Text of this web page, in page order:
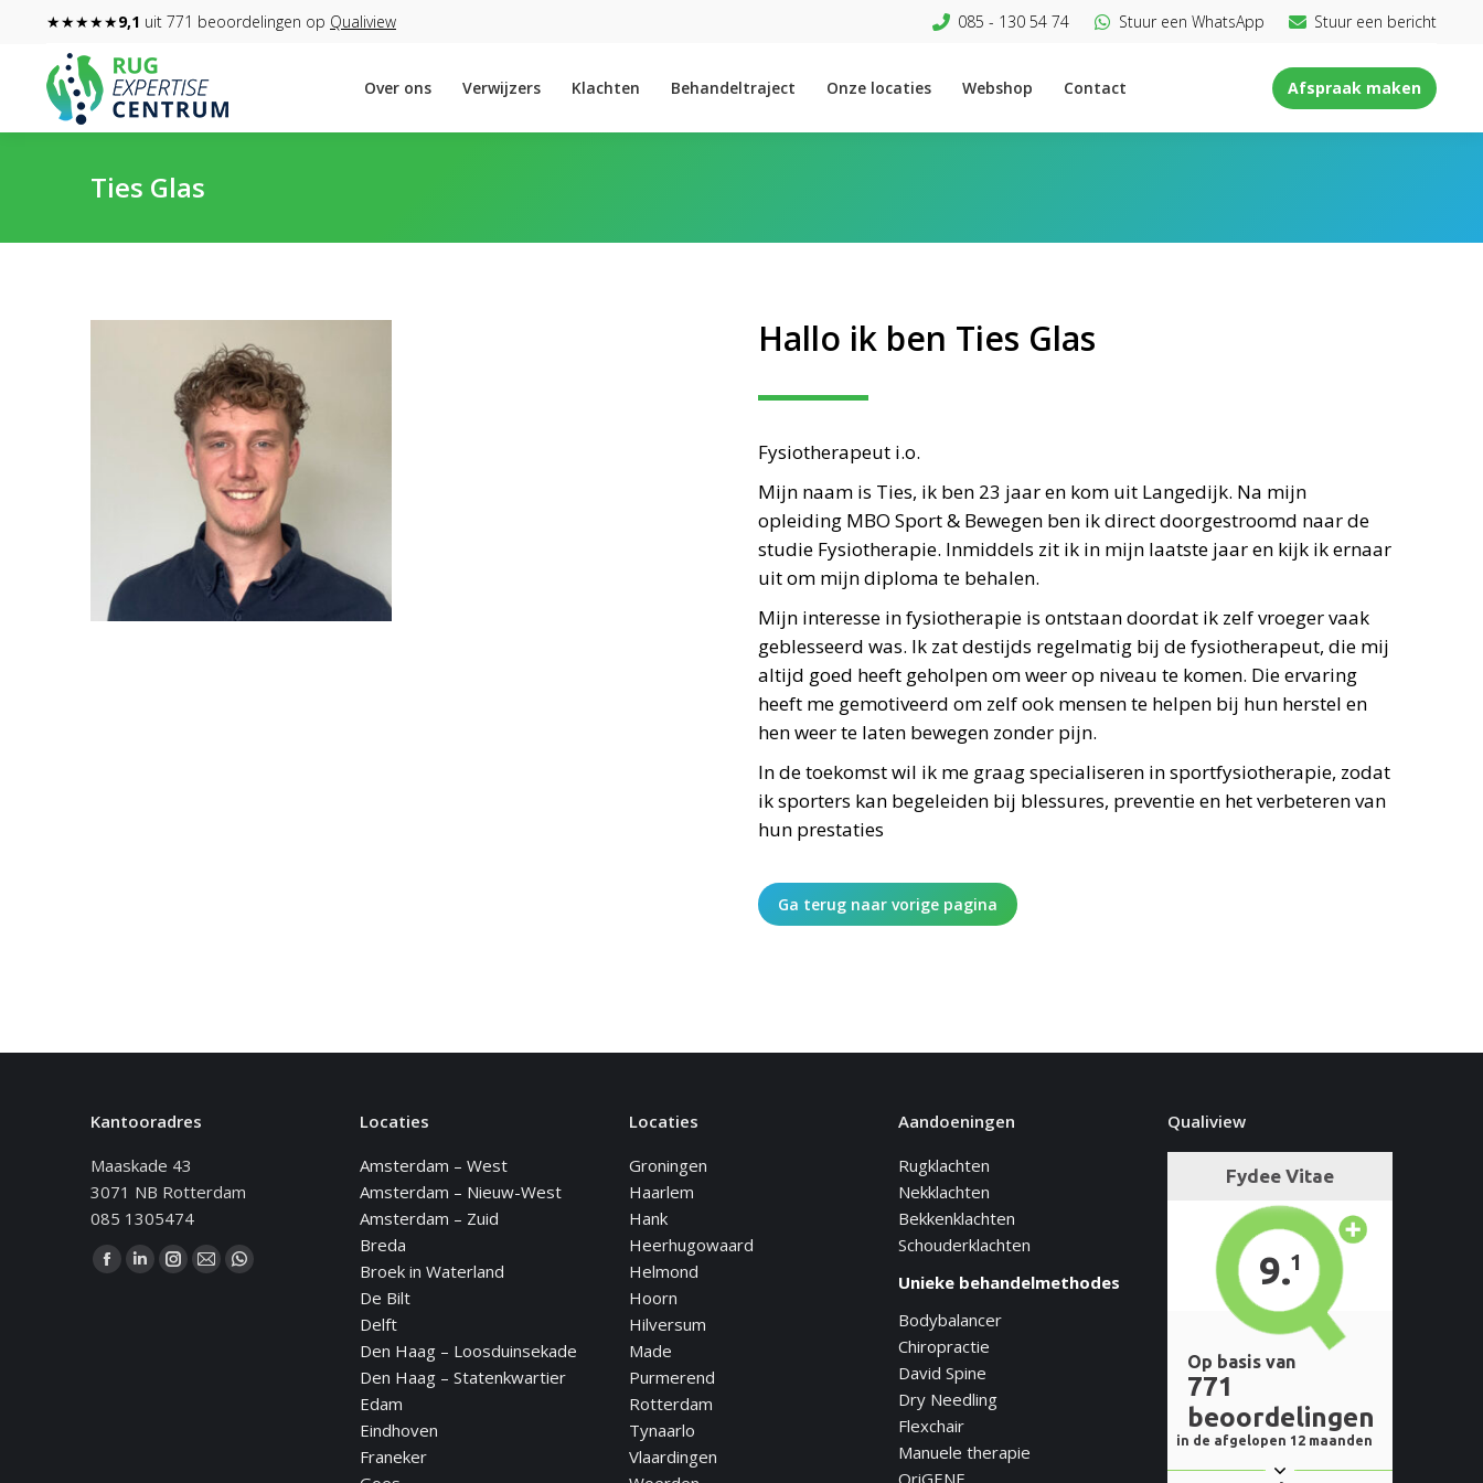
★★★★★9,1 uit 771 beoordelingen op Qualiview 085 - 130 54 74 Stuur een WhatsApp Stuur een bericht
Over ons Verwijzers Klachten Behandeltraject Onze locaties Webshop Contact Afspraak maken
Ties Glas
Hallo ik ben Ties Glas
Fysiotherapeut i.o.
Mijn naam is Ties, ik ben 23 jaar en kom uit Langedijk. Na mijn
opleiding MBO Sport & Bewegen ben ik direct doorgestroomd naar de
studie Fysiotherapie. Inmiddels zit ik in mijn laatste jaar en kijk ik ernaar
uit om mijn diploma te behalen.
Mijn interesse in fysiotherapie is ontstaan doordat ik zelf vroeger vaak
geblesseerd was. Ik zat destijds regelmatig bij de fysiotherapeut, die mij
altijd goed heeft geholpen om weer op niveau te komen. Die ervaring
heeft me gemotiveerd om zelf ook mensen te helpen bij hun herstel en
hen weer te laten bewegen zonder pijn.
In de toekomst wil ik me graag specialiseren in sportfysiotherapie, zodat
ik sporters kan begeleiden bij blessures, preventie en het verbeteren van
hun prestaties
Ga terug naar vorige pagina
Kantooradres
Maaskade 43
3071 NB Rotterdam
085 1305474
Vind ons op:
Facebook
LinkedinInstagram
MailWhatsApp
Locaties
Amsterdam – West
Amsterdam – Nieuw-West
Amsterdam – Zuid
Breda
Broek in Waterland
De Bilt
Delft
Den Haag – Loosduinsekade
Den Haag – Statenkwartier
Edam
Eindhoven
Franeker
Locaties
Groningen
Haarlem
Hank
Heerhugowaard
Helmond
Hoorn
Hilversum
Made
Purmerend
Rotterdam
Tynaarlo
Vlaardingen
Aandoeningen
Rugklachten
Nekklachten
Bekkenklachten
Schouderklachten
Unieke behandelmethodes
Bodybalancer
Chiropractie
David Spine
Dry Needling
Flexchair
Manuele therapie
OriGENE
Qualiview